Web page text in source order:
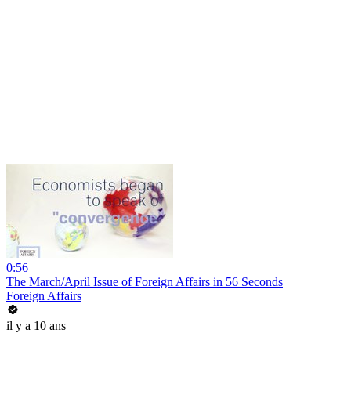
0:56
The March/April Issue of Foreign Affairs in 56 Seconds
Foreign Affairs
il y a 10 ans